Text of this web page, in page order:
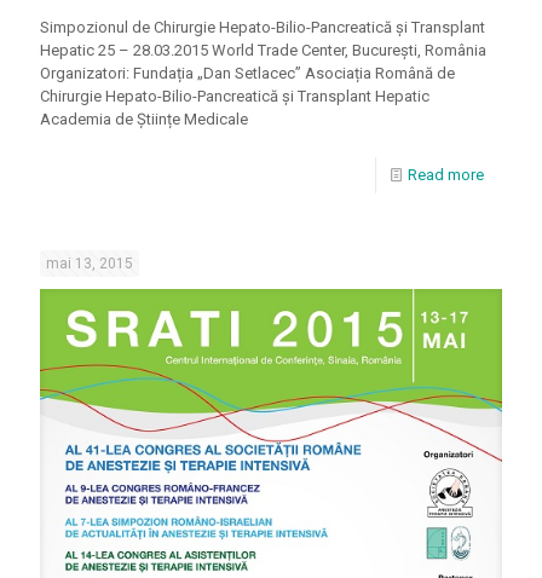
Simpozionul de Chirurgie Hepato-Bilio-Pancreatică și Transplant
Hepatic 25 – 28.03.2015 World Trade Center, București, România
Organizatori: Fundația „Dan Setlacec” Asociația Română de
Chirurgie Hepato-Bilio-Pancreatică și Transplant Hepatic
Academia de Științe Medicale
Read more
mai 13, 2015